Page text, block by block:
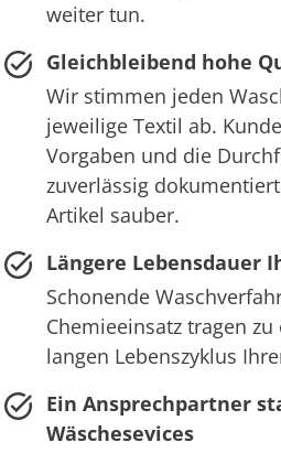
weiter tun.
Gleichbleibend hohe
Wir stimmen jeden
jeweilige Textil ab.
Vorgaben und die
zuverlässig
Artikel sauber.
Längere Lebensdauer
Schonende
Chemieeinsatz tragen
langen Lebenszyklus
Ein Ansprechpartner
Wäschesevices